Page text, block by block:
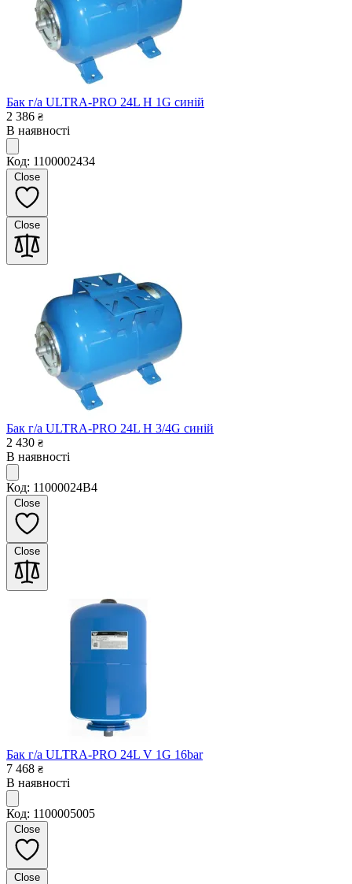
Бак г/а ULTRA-PRO 24L H 1G синій
2 386 ₴
В наявності
Код: 1100002434
Close
Close
Бак г/а ULTRA-PRO 24L H 3/4G синій
2 430 ₴
В наявності
Код: 11000024B4
Close
Close
Бак г/а ULTRA-PRO 24L V 1G 16bar
7 468 ₴
В наявності
Код: 1100005005
Close
Close